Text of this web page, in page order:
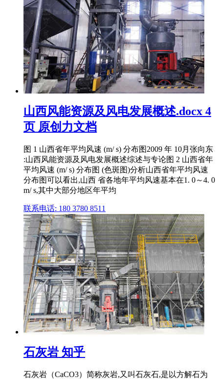
山西风能资源及风电发展概述.docx 4
页 原创力文档
图 1 山西省年平均风速 (m/ s) 分布图2009 年 10月张向东
:山西风能资源及风电发展概述综述与专论图 2 山西省年
平均风速 (m/ s) 分布图 (色斑图)分析山西省年平均风速
分布图可以看出,山西 省各地年平均风速基本在1. 0～4. 0
m/ s,其中大部分地区年平均
联系电话: 180 3780 8511
石灰岩 知乎
石灰岩（CaCO3）简称灰岩,又叫石灰石,是以方解石为